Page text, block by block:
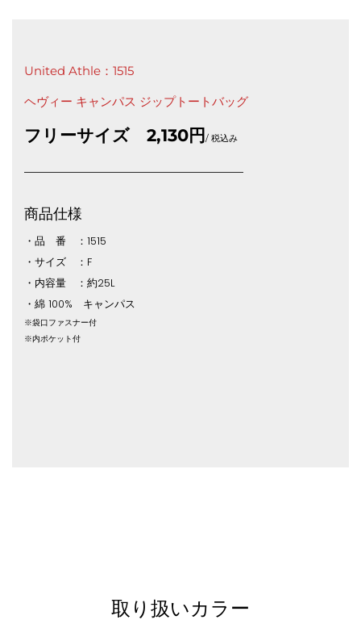
United Athle：1515
ヘヴィー キャンパス ジップトートバッグ
フリーサイズ 2,130円 / 税込み
商品仕様
・品 番 ：1515
・サイズ ：F
・内容量 ：約25L
・綿 100% キャンパス
※袋口ファスナー付
※内ポケット付
取り扱いカラー